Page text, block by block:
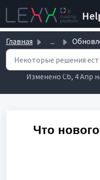
Главная ...
Обновление
Изменено Сб, 4 Апр
Что